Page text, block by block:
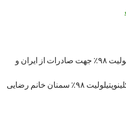
سفارش خرید زئولیت کلینوپتیلولیت ۹۸٪ جهت صادرات از ایران و
خانم رضایی